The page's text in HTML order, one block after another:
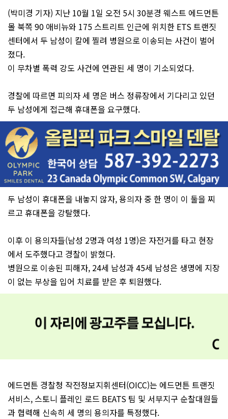
(박미경 기자) 지난 10월 1일 오전 5시 30분경 웨스트 에드먼튼
몰 북쪽 90 애비뉴와 175 스트리트 인근에 위치한 ETS 트랜짓
센터에서 두 남성이 칼에 찔려 병원으로 이송되는 사건이 벌어
졌다.
이 무차별 폭력 강도 사건에 연관된 세 명이 기소되었다.
경찰에 따르면 피의자 세 명은 버스 정류장에서 기다리고 있던
두 남성에게 접근해 휴대폰을 요구했다.
두 남성이 휴대폰을 내놓지 않자, 용의자 중 한 명이 이 둘을 찌
르고 휴대폰을 강탈했다.
이후 이 용의자들(남성 2명과 여성 1명)은 자전거를 타고 현장
에서 도주했다고 경찰이 밝혔다.
병원으로 이송된 피해자, 24세 남성과 45세 남성은 생명에 지장
이 없는 부상을 입어 치료를 받은 후 퇴원했다.
에드먼튼 경찰청 작전정보지휘센터(OICC)는 에드먼튼 트랜짓
서비스, 스토니 플레인 로드 BEATS 팀 및 서부지구 순찰대원들
과 협력해 신속히 세 명의 용의자를 특정했다.